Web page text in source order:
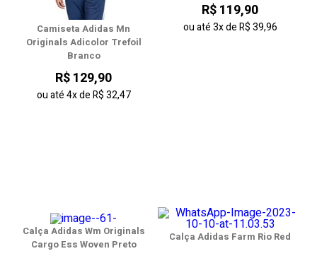
Camiseta Adidas Mn
Originals Adicolor Trefoil
Branco
R$ 129,90
ou até4xdeR$ 32,47
R$ 119,90
ou até3xdeR$ 39,96
Calça Adidas Wm Originals
Cargo Ess Woven Preto
Calça Adidas Farm Rio Red